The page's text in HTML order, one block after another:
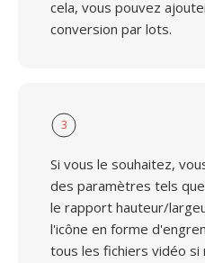
cela, vous pouvez
conversion par lots.
3
Si vous le souhaitez,
des paramètres tels
le rapport hauteur/
l'icône en forme
tous les fichiers vidéo si